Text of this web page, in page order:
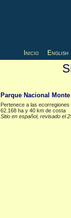
Inicio English
Parque Nacional
Pertenece a las
62.168 ha y 40 km de costa
Sitio en español, revisado el